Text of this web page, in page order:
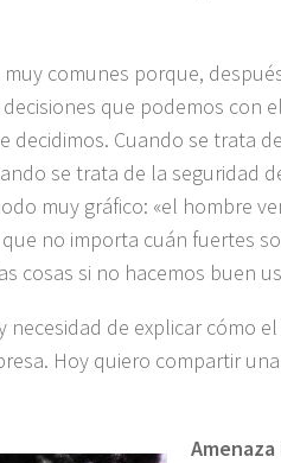
muy comunes porque,
que podemos con
decidimos. Cuando se trata
se trata de la seguridad
muy gráfico: «el hombre
no importa cuán fuertes
cosas si no hacemos buen
necesidad de explicar cómo
Hoy quiero compartir